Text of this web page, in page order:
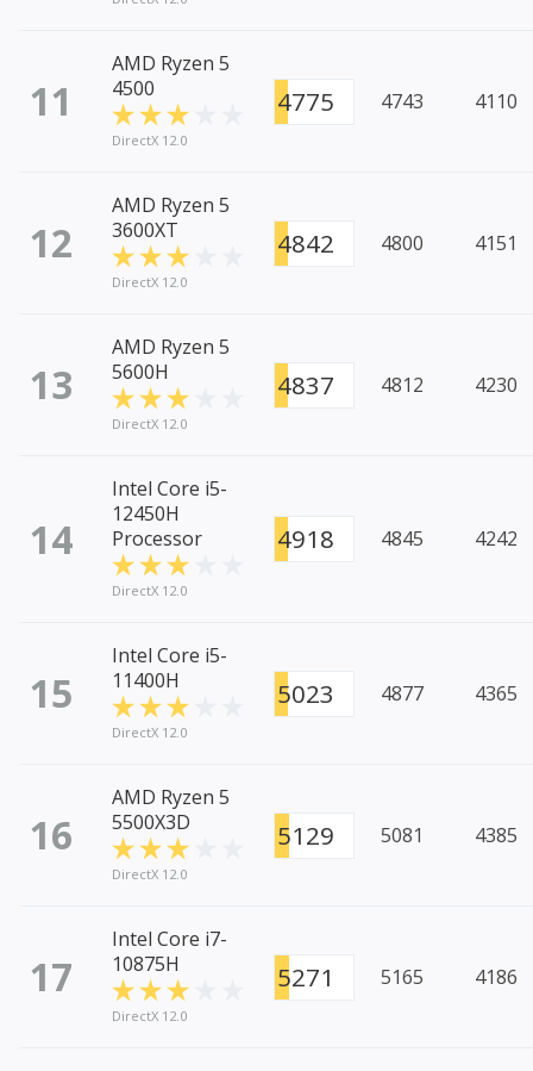
11
AMD Ryzen 5
4500
DirectX 12.0
4775 4743 4110
12
AMD Ryzen 5
3600XT
DirectX 12.0
4842 4800 4151
13
AMD Ryzen 5
5600H
DirectX 12.0
4837 4812 4230
14
Intel Core i5-
12450H
Processor
DirectX 12.0
4918 4845 4242
15
Intel Core i5-
11400H
DirectX 12.0
5023 4877 4365
16
AMD Ryzen 5
5500X3D
DirectX 12.0
5129 5081 4385
17
Intel Core i7-
10875H
DirectX 12.0
5271 5165 4186